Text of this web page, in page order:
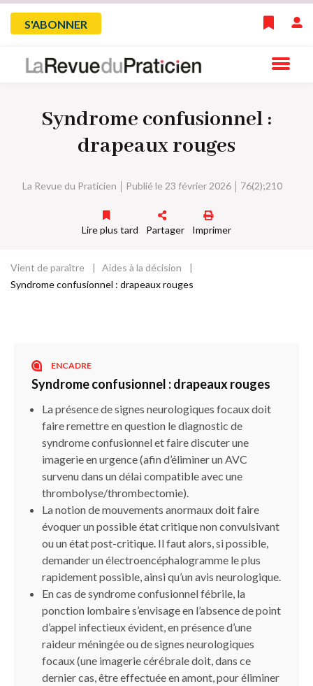
Skip
navigation
Menu
du
l'utilisateur
S'ABONNER
Syndrome confusionnel :
drapeaux rouges
La Revue du Praticien Publié le 23 février 2026 76(2);210
Lire plus tard Partager Imprimer
Fil
Vient de paraître
Aides à la décision
Syndrome confusionnel : drapeaux rouges
ENCADRE
Syndrome confusionnel : drapeaux rouges
La présence de signes neurologiques focaux doit
faire remettre en question le diagnostic de
syndrome confusionnel et faire discuter une
imagerie en urgence (afin d’éliminer un AVC
survenu dans un délai compatible avec une
thrombolyse/thrombectomie).
La notion de mouvements anormaux doit faire
évoquer un possible état critique non convulsivant
ou un état post-critique. Il faut alors, si possible,
demander un électroencéphalogramme le plus
rapidement possible, ainsi qu’un avis neurologique.
En cas de syndrome confusionnel fébrile, la
ponction lombaire s’envisage en l’absence de point
d’appel infectieux évident, en présence d’une
raideur méningée ou de signes neurologiques
focaux (une imagerie cérébrale doit, dans ce
dernier cas, être effectuée en amont, pour éliminer